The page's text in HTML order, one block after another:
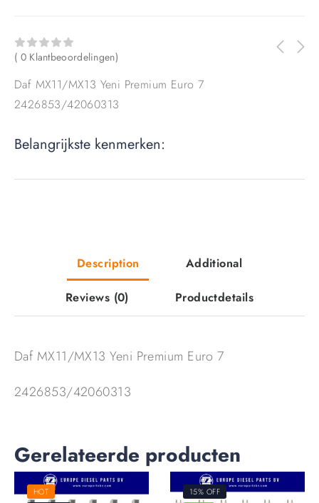
( 0 Klantbeoordelingen)
Daf MX11/MX13 Yeni Premium Euro 7
2426853/42060313
Belangrijkste kenmerken:
Description Additional
Reviews (0) Productdetails
Daf MX11/MX13 Yeni Premium Euro 7
2426853/42060313
Gerelateerde producten
HOT
15% OFF